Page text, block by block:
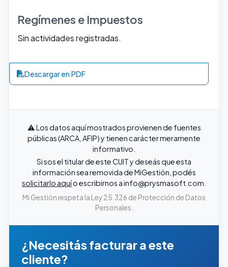
Regímenes e Impuestos
Sin actividades registradas.
Descargar en PDF
⚠️ Los datos aquí mostrados provienen de fuentes
públicas (ARCA, AFIP) y tienen carácter meramente
informativo.
Si sos el titular de este CUIT y deseás que esta
información sea removida de MiGestión, podés
solicitarlo aquío escribirnos ainfo@prysmasoft.com
Mi Gestión respeta la Ley 25.326 de Protección de Datos
Personales.
¿Necesitás facturar a este
cliente?